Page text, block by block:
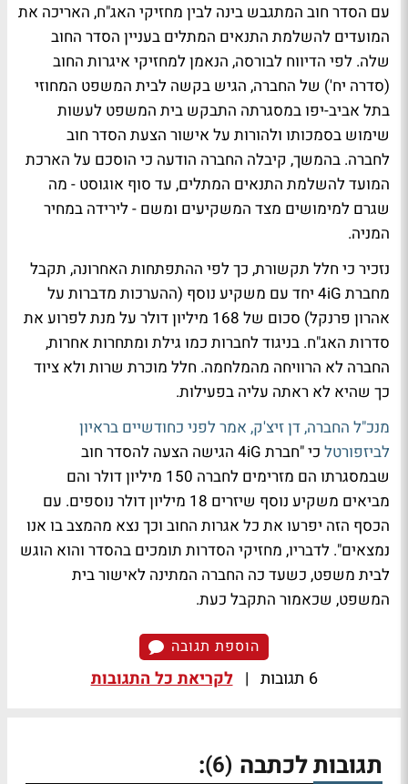
עם הסדר חוב המתגבש בינה לבין מחזיקי האג"ח, האריכה את
המועדים להשלמת התנאים המתלים בעניין הסדר החוב
שלה. לפי הדיווח לבורסה, הנאמן למחזיקי איגרות החוב
(סדרה יח') של החברה, הגיש בקשה לבית המשפט המחוזי
בתל אביב-יפו במסגרתה התבקש בית המשפט לעשות
שימוש בסמכותו ולהורות על אישור הצעת הסדר חוב
לחברה. בהמשך, קיבלה החברה הודעה כי הוסכם על הארכת
המועד להשלמת התנאים המתלים, עד סוף אוגוסט - מה
שגרם למימושים מצד המשקיעים ומשם - לירידה במחיר
המניה.
נזכיר כי חלל תקשורת, כך לפי ההתפתחות האחרונה, תקבל
מחברת 4iG יחד עם משקיע נוסף (ההערכות מדברות על
אהרון פרנקל) סכום של 168 מיליון דולר על מנת לפרוע את
סדרות האג"ח. בניגוד לחברות כמו גילת ומתחרות אחרות,
החברה לא הרוויחה מהמלחמה. חלל מוכרת שרות ולא ציוד
כך שהיא לא ראתה עליה בפעילות.
מנכ"ל החברה, דן זיצ'ק, אמר לפני כחודשיים בראיון
לביזפורטל
כי "חברת 4iG הגישה הצעה להסדר חוב
שבמסגרתו הם מזרימים לחברה 150 מיליון דולר והם
מביאים משקיע נוסף שיזרים 18 מיליון דולר נוספים. עם
הכסף הזה יפרעו את כל אגרות החוב וכך נצא מהמצב בו אנו
נמצאים". לדבריו, מחזיקי הסדרות תומכים בהסדר והוא הוגש
לבית משפט, כשעד כה החברה המתינה לאישור בית
המשפט, שכאמור התקבל כעת.
הוספת תגובה
6 תגובות | לקריאת כל התגובות
תגובות לכתבה (6)
: